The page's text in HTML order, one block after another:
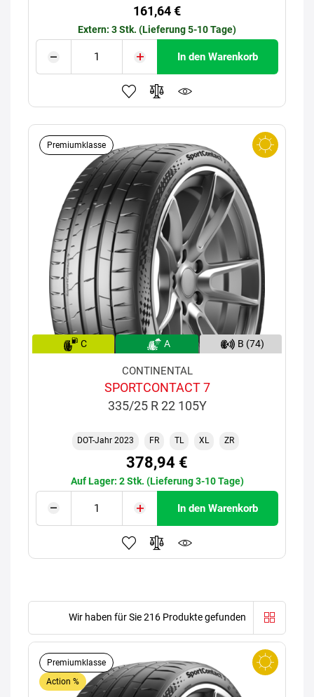
161,64 €
Extern: 3 Stk. (Lieferung 5-10 Tage)
In den Warenkorb
Premiumklasse
C A B (74)
CONTINENTAL
SPORTCONTACT 7
335/25 R 22 105Y
DOT-Jahr 2023 FR TL XL ZR
378,94 €
Auf Lager: 2 Stk. (Lieferung 3-10 Tage)
In den Warenkorb
Wir haben für Sie 216 Produkte gefunden
Premiumklasse
Action %